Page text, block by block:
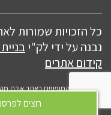
כל הזכויות שמורות
נבנה על ידי לק"י
קידום אתרים
התכנים המופעים באתר אינם
לספק מידע ובשום מקרה אינם
רוצים